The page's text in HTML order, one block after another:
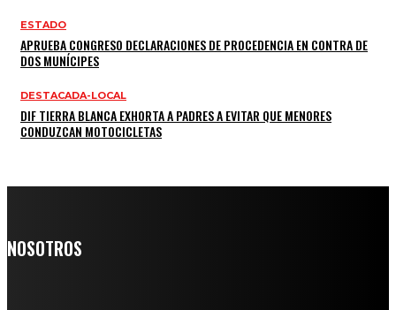
ESTADO
APRUEBA CONGRESO DECLARACIONES DE PROCEDENCIA EN CONTRA DE
DOS MUNÍCIPES
DESTACADA-LOCAL
DIF TIERRA BLANCA EXHORTA A PADRES A EVITAR QUE MENORES
CONDUZCAN MOTOCICLETAS
NOSOTROS